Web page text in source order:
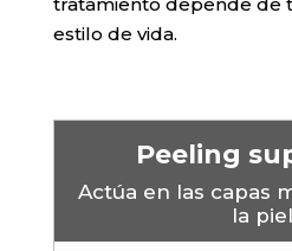
estilo de vida.
Peeling
Actúa en las capas
la